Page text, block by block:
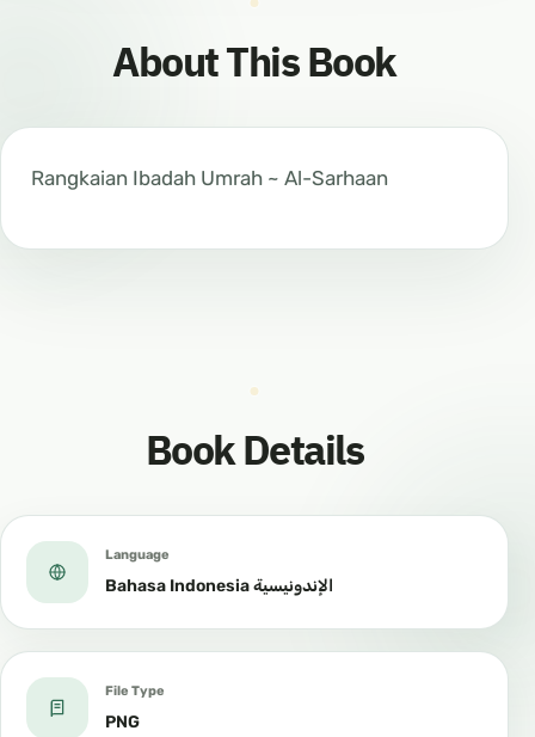
About This Book
Rangkaian Ibadah Umrah ~ Al-Sarhaan
Book Details
Language
Bahasa Indonesia الإندونيسية
File Type
PNG